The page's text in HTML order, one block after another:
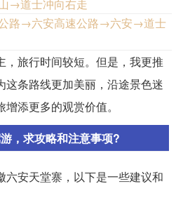
→道士冲向右走
路→六安高速公路→六安→道士
，旅行时间较短。但是，我更推
这条路线更加美丽，沿途景色迷
添更多的观赏价值。
，求攻略和注意事项?
六安天堂寨，以下是一些建议和